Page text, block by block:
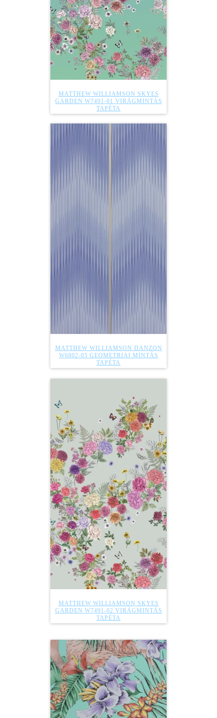
MATTHEW WILLIAMSON SKYES
GARDEN W7491-01 VIRÁGMINTÁS
TAPÉTA
MATTHEW WILLIAMSON DANZON
W6802-05 GEOMETRIAI MINTÁS
TAPÉTA
MATTHEW WILLIAMSON SKYES
GARDEN W7491-02 VIRÁGMINTÁS
TAPÉTA